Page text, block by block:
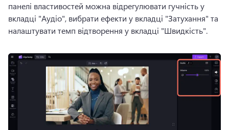
панелі властивостей можна відрегулювати гучність у
вкладці "Аудіо", вибрати ефекти у вкладці "Затухання" та
налаштувати темп відтворення у вкладці "Швидкість".